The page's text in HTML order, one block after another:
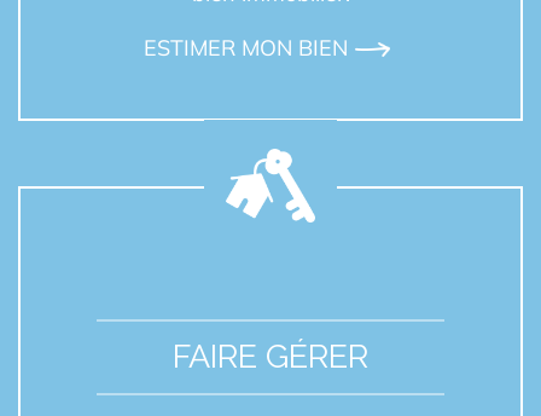
ESTIMER MON BIEN
FAIRE GÉRER